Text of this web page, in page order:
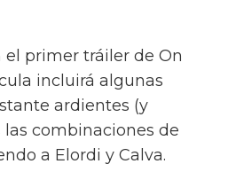
el primer tráiler de On
incluirá algunas
ardientes (y
combinaciones de
a Elordi y Calva.